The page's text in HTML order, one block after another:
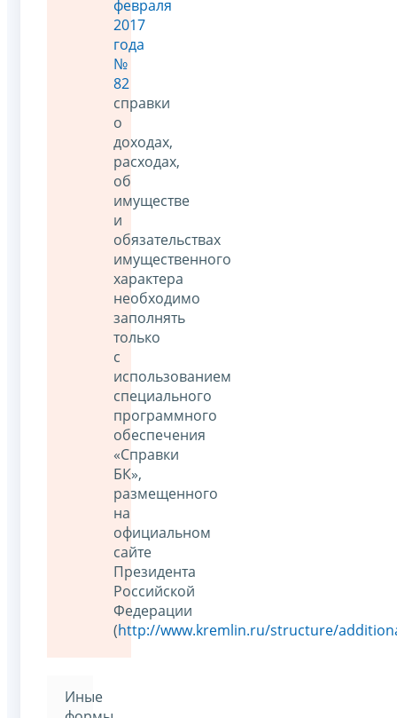
февраля
2017
года
№
82
справки
о
доходах,
расходах,
об
имуществе
и
обязательствах
имущественного
характера
необходимо
заполнять
только
с
использованием
специального
программного
обеспечения
«Справки
БК»,
размещенного
на
официальном
сайте
Президента
Российской
Федерации
(http://www.kremlin.ru/structure/
Иные